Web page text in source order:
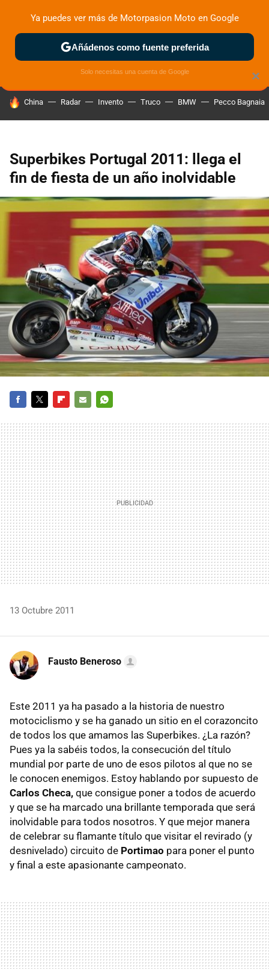
ZONA DE PRUEBAS DEPORTIVAS MOTOS ELÉCTRICAS
HOY SE HABLA DE
China Radar Invento Truco BMW Pecco Bagnaia
Superbikes Portugal 2011: llega el
fin de fiesta de un año inolvidable
MAIL
13 Octubre 2011
Fausto Beneroso
Este 2011 ya ha pasado a la historia de nuestro
motociclismo y se ha ganado un sitio en el corazoncito
de todos los que amamos las Superbikes. ¿La razón?
Pues ya la sabéis todos, la consecución del título
mundial por parte de uno de esos pilotos al que no se
le conocen enemigos. Estoy hablando por supuesto de
Carlos Checa, que consigue poner a todos de acuerdo
y que se ha marcado una brillante temporada que será
inolvidable para todos nosotros. Y que mejor manera
de celebrar su flamante título que visitar el revirado (y
desnivelado) circuito de Portimao para poner el punto
y final a este apasionante campeonato.
×
Ya puedes ver más de Motorpasion Moto en Google
Añádenos como fuente preferida
Solo necesitas una cuenta de Google